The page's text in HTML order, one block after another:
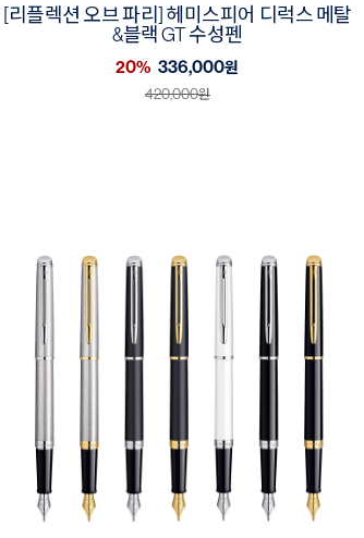
[리플렉션 오브 파리] 헤미스피어 디럭스 메탈
&블랙 GT 수성펜
20% 336,000원
420,000원